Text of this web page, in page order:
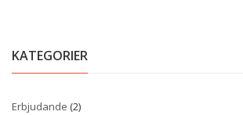
KATEGORIER
Erbjudande (2)